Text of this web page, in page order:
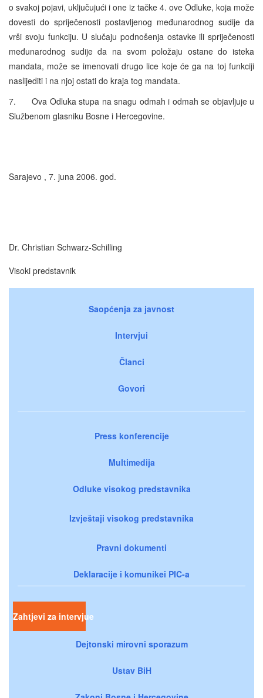
o svakoj pojavi, uključujući i one iz tačke 4. ove Odluke, koja može
dovesti do spriječenosti postavljenog međunarodnog sudije da
vrši svoju funkciju. U slučaju podnošenja ostavke ili spriječenosti
međunarodnog sudije da na svom položaju ostane do isteka
mandata, može se imenovati drugo lice koje će ga na toj funkciji
naslijediti i na njoj ostati do kraja tog mandata.
7. Ova Odluka stupa na snagu odmah i odmah se objavljuje u
Službenom glasniku Bosne i Hercegovine.
Sarajevo , 7. juna 2006. god.
Dr. Christian Schwarz-Schilling
Visoki predstavnik
Saopćenja za javnost
Intervjui
Članci
Govori
Press konferencije
Multimedija
Odluke visokog predstavnika
Izvještaji visokog predstavnika
Pravni dokumenti
Deklaracije i komunikei PIC-a
Zahtjevi za intervjue
Dejtonski mirovni sporazum
Ustav BiH